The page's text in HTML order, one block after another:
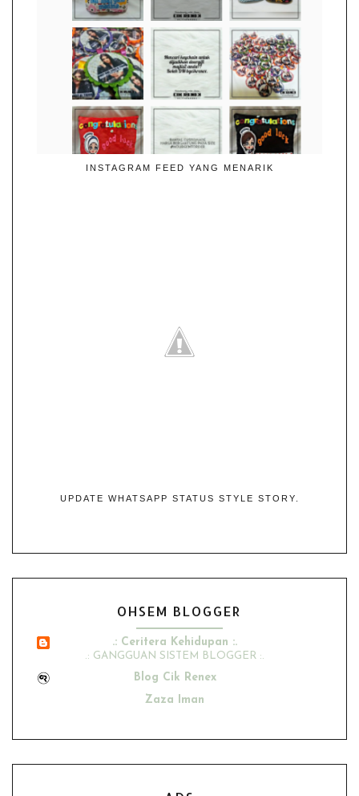
INSTAGRAM FEED YANG MENARIK
UPDATE WHATSAPP STATUS STYLE STORY.
OHSEM BLOGGER
.: Ceritera Kehidupan :.
.: GANGGUAN SISTEM BLOGGER :.
Blog Cik Renex
Zaza Iman
Show All